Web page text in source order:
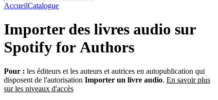
AccueilCatalogue
Importer des livres audio sur
Spotify for Authors
Pour : les éditeurs et les auteurs et autrices en autopublication qui
disposent de l'autorisation Importer un livre audio. En savoir plus
sur les niveaux d'accès